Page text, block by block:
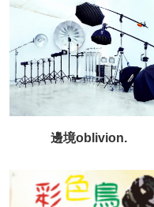
邊境oblivion.